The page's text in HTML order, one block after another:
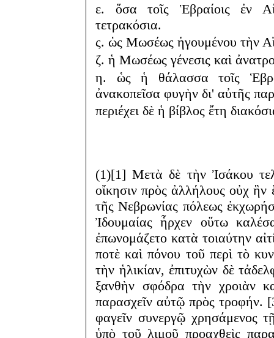
ε. ὅσα τοῖς Ἑβραίοις ἐν
τετρακόσια.
ς. ὡς Μωσέως ἡγουμένου τὴν
ζ. ἡ Μωσέως γένεσις καὶ
η. ὡς ἡ θάλασσα τοῖς
ἀνακοπεῖσα φυγὴν δι' αὐτῆς
περιέχει δὲ ἡ βίβλος ἔτη
(1)[1] Μετὰ δὲ τὴν Ἰσάκου
οἴκησιν πρὸς ἀλλήλους οὐχ
τῆς Νεβρωνίας πόλεως
Ἰδουμαίας ἦρχεν οὕτω
ἐπωνομάζετο κατὰ τοιαύτην
ποτὲ καὶ πόνου τοῦ περὶ τὸ
τὴν ἡλικίαν, ἐπιτυχὼν δὲ
ξανθὴν σφόδρα τὴν χροιὰν
παρασχεῖν αὐτῷ πρὸς τροφήν.
φαγεῖν συνεργῷ χρησάμενος
ὑπὸ τοῦ λιμοῦ προαχθεὶς